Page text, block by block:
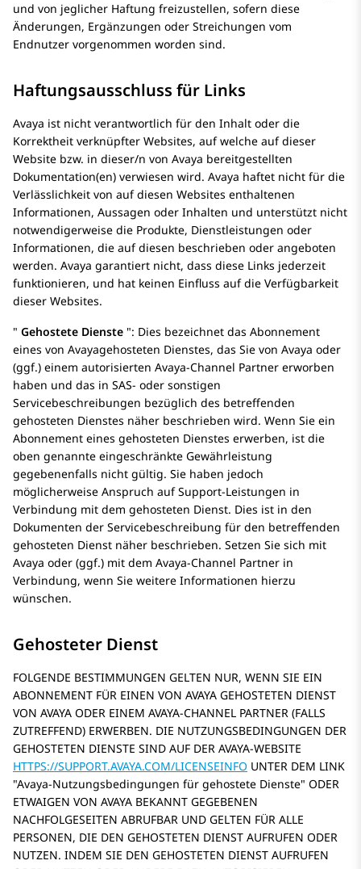
und von jeglicher Haftung freizustellen, sofern diese
Änderungen, Ergänzungen oder Streichungen vom
Endnutzer vorgenommen worden sind.
Haftungsausschluss für Links
Avaya ist nicht verantwortlich für den Inhalt oder die
Korrektheit verknüpfter Websites, auf welche auf dieser
Website bzw. in dieser/n von Avaya bereitgestellten
Dokumentation(en) verwiesen wird. Avaya haftet nicht für die
Verlässlichkeit von auf diesen Websites enthaltenen
Informationen, Aussagen oder Inhalten und unterstützt nicht
notwendigerweise die Produkte, Dienstleistungen oder
Informationen, die auf diesen beschrieben oder angeboten
werden. Avaya garantiert nicht, dass diese Links jederzeit
funktionieren, und hat keinen Einfluss auf die Verfügbarkeit
dieser Websites.
Gehostete Dienste : Dies bezeichnet das Abonnement
eines von Avayagehosteten Dienstes, das Sie von Avaya oder
(ggf.) einem autorisierten Avaya-Channel Partner erworben
haben und das in SAS- oder sonstigen
Servicebeschreibungen bezüglich des betreffenden
gehosteten Dienstes näher beschrieben wird. Wenn Sie ein
Abonnement eines gehosteten Dienstes erwerben, ist die
oben genannte eingeschränkte Gewährleistung
gegebenenfalls nicht gültig. Sie haben jedoch
möglicherweise Anspruch auf Support-Leistungen in
Verbindung mit dem gehosteten Dienst. Dies ist in den
Dokumenten der Servicebeschreibung für den betreffenden
gehosteten Dienst näher beschrieben. Setzen Sie sich mit
Avaya oder (ggf.) mit dem Avaya-Channel Partner in
Verbindung, wenn Sie weitere Informationen hierzu
wünschen.
Gehosteter Dienst
FOLGENDE BESTIMMUNGEN GELTEN NUR, WENN SIE EIN
ABONNEMENT FÜR EINEN VON AVAYA GEHOSTETEN DIENST
VON AVAYA ODER EINEM AVAYA-CHANNEL PARTNER (FALLS
ZUTREFFEND) ERWERBEN. DIE NUTZUNGSBEDINGUNGEN DER
GEHOSTETEN DIENSTE SIND AUF DER AVAYA-WEBSITE
HTTPS://SUPPORT.AVAYA.COM/LICENSEINFO UNTER DEM LINK
Avaya-Nutzungsbedingungen für gehostete Dienste ODER
ETWAIGEN VON AVAYA BEKANNT GEGEBENEN
NACHFOLGESEITEN ABRUFBAR UND GELTEN FÜR ALLE
PERSONEN, DIE DEN GEHOSTETEN DIENST AUFRUFEN ODER
NUTZEN. INDEM SIE DEN GEHOSTETEN DIENST AUFRUFEN